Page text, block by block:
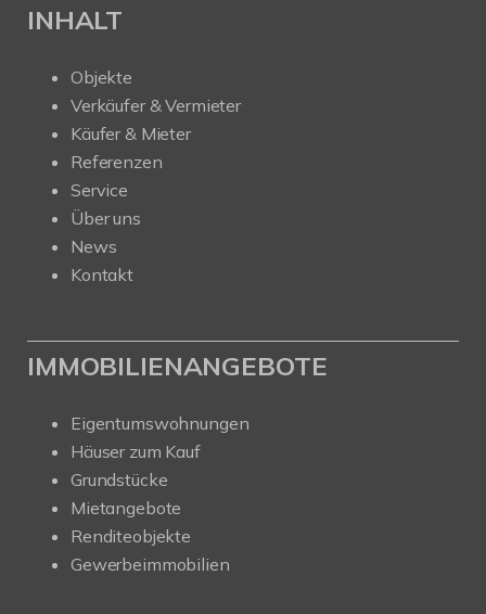
INHALT
Objekte
Verkäufer & Vermieter
Käufer & Mieter
Referenzen
Service
Über uns
News
Kontakt
IMMOBILIENANGEBOTE
Eigentumswohnungen
Häuser zum Kauf
Grundstücke
Mietangebote
Renditeobjekte
Gewerbeimmobilien